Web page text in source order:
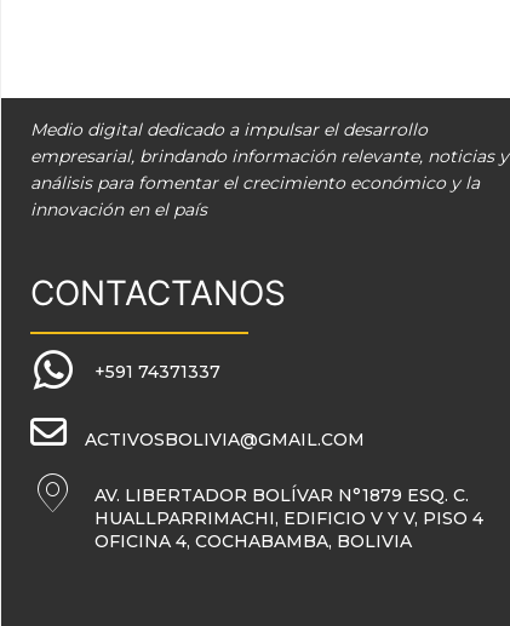
Medio digital dedicado a impulsar el desarrollo
empresarial, brindando información relevante, noticias y
análisis para fomentar el crecimiento económico y la
innovación en el país
CONTACTANOS
+591 74371337
ACTIVOSBOLIVIA@GMAIL.COM
AV. LIBERTADOR BOLÍVAR N°1879 ESQ. C.
HUALLPARRIMACHI, EDIFICIO V Y V, PISO 4
OFICINA 4, COCHABAMBA, BOLIVIA